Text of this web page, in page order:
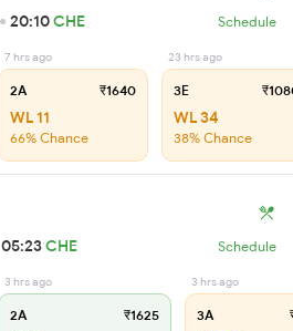
20:10CHE Schedule
7 hrs ago
2A ₹1640
WL 11
66% Chance
23 hrs ago
3E
WL 34
38% Chance
05:23CHE Schedule
3 hrs ago
2A ₹1625
3 hrs ago
3A